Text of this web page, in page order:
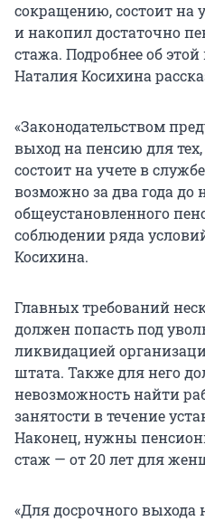
сокращению, состоит на
и накопил достаточно
стажа. Подробнее об
Наталия Косихина
«Законодательством
выход на пенсию для тех,
состоит на учете в
возможно за два года до
общеустановленного
соблюдении ряда
Косихина.
Главных требований
должен попасть под
ликвидацией
штата. Также для него
невозможность найти
занятости в течение
Наконец, нужны
стаж — от 20 лет для
«Для досрочного выхода